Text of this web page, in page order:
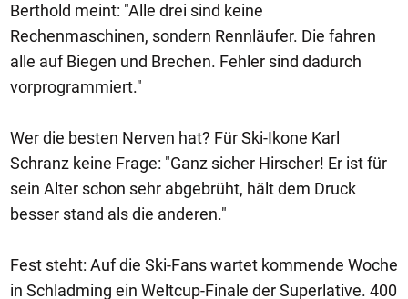
Berthold meint: "Alle drei sind keine
Rechenmaschinen, sondern Rennläufer. Die fahren
alle auf Biegen und Brechen. Fehler sind dadurch
vorprogrammiert."
Wer die besten Nerven hat? Für Ski-Ikone Karl
Schranz keine Frage: "Ganz sicher Hirscher! Er ist für
sein Alter schon sehr abgebrüht, hält dem Druck
besser stand als die anderen."
Fest steht: Auf die Ski-Fans wartet kommende Woche
in Schladming ein Weltcup-Finale der Superlative. 400